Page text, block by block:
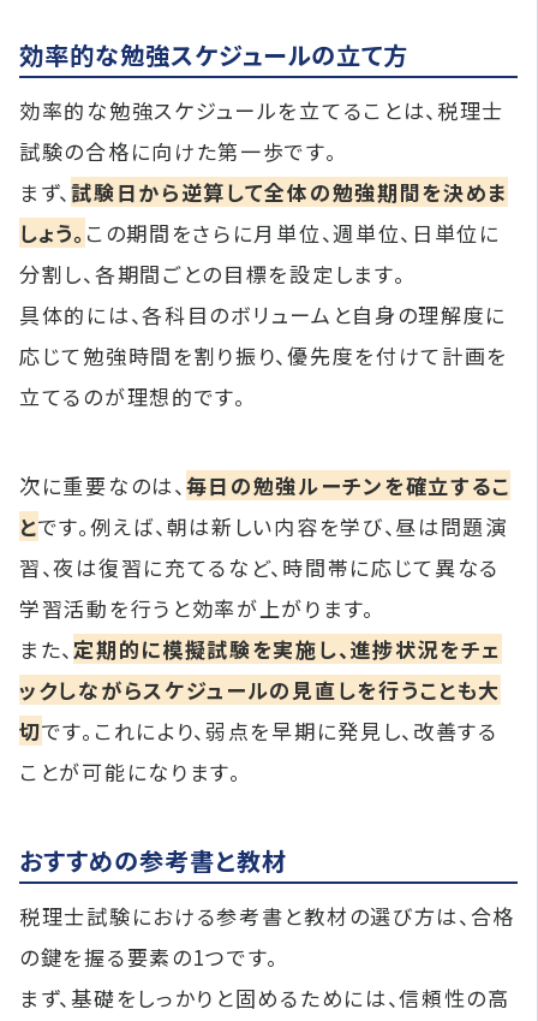
効率的な勉強スケジュールの立て方
効率的な勉強スケジュールを立てることは、税理士
試験の合格に向けた第一歩です。
まず、試験日から逆算して全体の勉強期間を決めま
しょう。 この期間をさらに月単位、週単位、日単位に
分割し、各期間ごとの目標を設定します。
具体的には、各科目のボリュームと自身の理解度に
応じて勉強時間を割り振り、優先度を付けて計画を
立てるのが理想的です。
次に重要なのは、 毎日の勉強ルーチンを確立するこ
とです。例えば、朝は新しい内容を学び、昼は問題演
習、夜は復習に充てるなど、時間帯に応じて異なる
学習活動を行うと効率が上がります。
また、 定期的に模擬試験を実施し、進捗状況をチェ
ックしながらスケジュールの見直しを行うことも大
切です。これにより、弱点を早期に発見し、改善する
ことが可能になります。
おすすめの参考書と教材
税理士試験における参考書と教材の選び方は、合格
の鍵を握る要素の1つです。
まず、基礎をしっかりと固めるためには、信頼性の高